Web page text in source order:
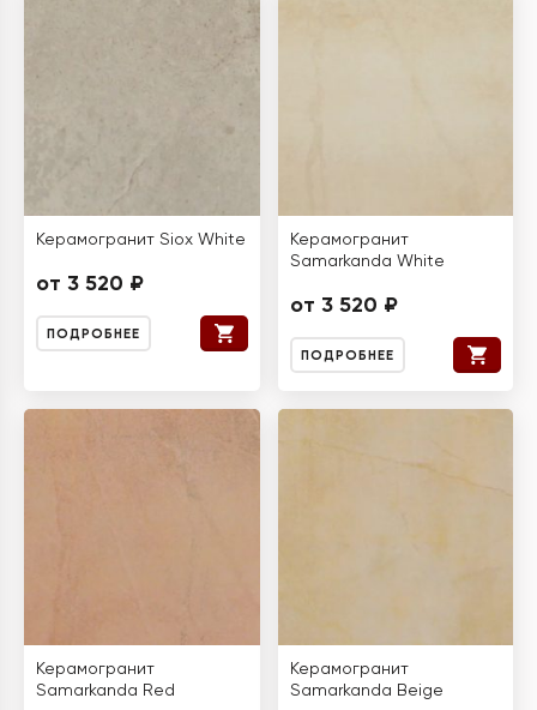
Керамогранит Siox White
от 3 520 ₽
ПОДРОБНЕЕ
Керамогранит
Samarkanda White
от 3 520 ₽
ПОДРОБНЕЕ
Керамогранит
Samarkanda Red
Керамогранит
Samarkanda Beige